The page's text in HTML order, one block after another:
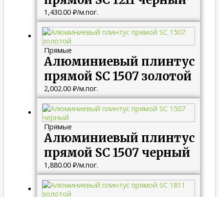
1,430.00 ₽/м.пог.
Прямые
Алюминиевый плинтус
прямой SC 1507 золотой
2,002.00 ₽/м.пог.
Прямые
Алюминиевый плинтус
прямой SC 1507 черный
1,880.00 ₽/м.пог.